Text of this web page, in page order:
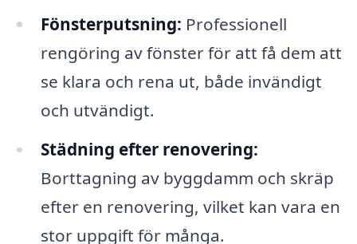
Fönsterputsning: Professionell
rengöring av fönster för att få dem att
se klara och rena ut, både invändigt
och utvändigt.
Städning efter renovering:
Borttagning av byggdamm och skräp
efter en renovering, vilket kan vara en
stor uppgift för många.